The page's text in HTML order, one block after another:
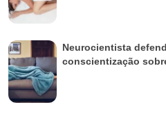
Neurocientista
conscientização